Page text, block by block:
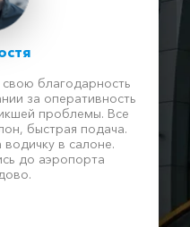
благодарность
за оперативность
проблемы. Все
быстрая подача.
в салоне.
до аэропорта